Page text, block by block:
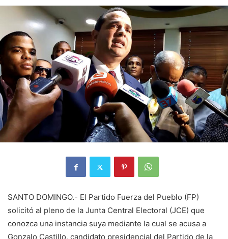
SANTO DOMINGO.- El Partido Fuerza del Pueblo (FP)
solicitó al pleno de la Junta Central Electoral (JCE) que
conozca una instancia suya mediante la cual se acusa a
Gonzalo Castillo, candidato presidencial del Partido de la